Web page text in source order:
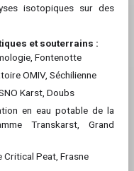
isotopiques sur des
et souterrains :
Fontenotte
OMIV, Séchilienne
Karst, Doubs
en eau potable de la
Transkarst, Grand
Critical Peat, Frasne